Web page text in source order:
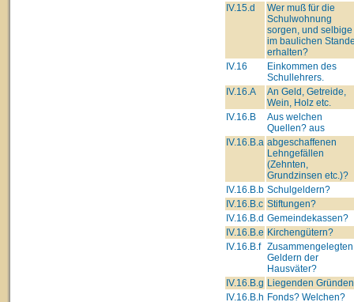
IV.15.d
Wer muß für die
Schulwohnung
sorgen, und selbige
im baulichen
erhalten?
IV.16
Einkommen des
Schullehrers.
IV.16.A
An Geld, Getreide,
Wein, Holz etc.
IV.16.B
Aus welchen
Quellen? aus
IV.16.B.a abgeschaffenen
Lehngefällen
(Zehnten,
Grundzinsen etc.)?
IV.16.B.b Schulgeldern?
IV.16.B.c Stiftungen?
IV.16.B.d Gemeindekassen?
IV.16.B.e Kirchengütern?
IV.16.B.f Zusammengelegten
Geldern der
Hausväter?
IV.16.B.g Liegenden
IV.16.B.h Fonds? Welchen?